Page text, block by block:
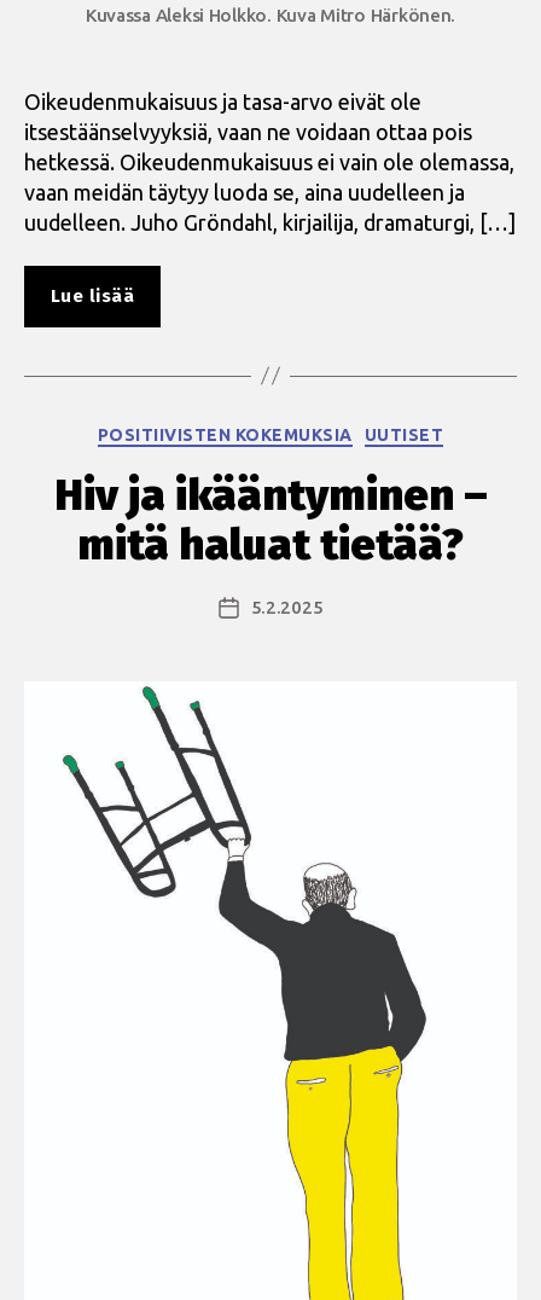
Kuvassa Aleksi Holkko. Kuva Mitro Härkönen.
Oikeudenmukaisuus ja tasa-arvo eivät ole
itsestäänselvyyksiä, vaan ne voidaan ottaa pois
hetkessä. Oikeudenmukaisuus ei vain ole olemassa,
vaan meidän täytyy luoda se, aina uudelleen ja
uudelleen. Juho Gröndahl, kirjailija, dramaturgi, […]
Lue lisää
hiv-
silmin”
Kategoriat
POSITIIVISTEN KOKEMUKSIA UUTISET
Hiv ja ikääntyminen –
mitä haluat tietää?
Julkaisupäivämäärä
5.2.2025